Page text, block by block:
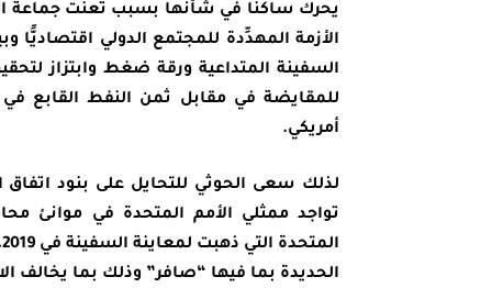
يحرك ساكنًا في شأنها بسبب تعنت جماعة
الأزمة المهدِّدة للمجتمع الدولي اقتصاديًّا
السفينة المتداعية ورقة ضغط وابتزاز
أمريكي.
تواجد ممثلي الأمم المتحدة في موانئ
الحديدة بما فيها “صافر” وذلك بما يخالف